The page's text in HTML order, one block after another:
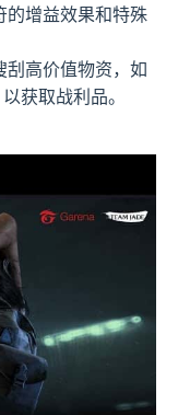
的增益效果和特殊
刮高价值物资，如
获取战利品。